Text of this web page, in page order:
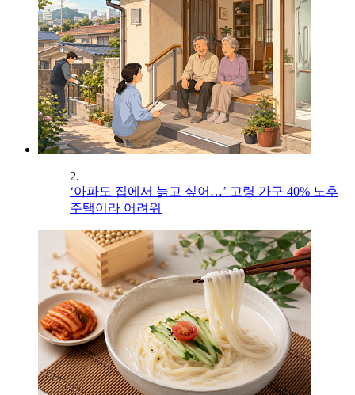
2.
‘아파도 집에서 늙고 싶어…’ 고령 가구 40% 노후
주택이라 어려워